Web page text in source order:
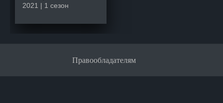
2021 | 1 сезон
Правообладателям